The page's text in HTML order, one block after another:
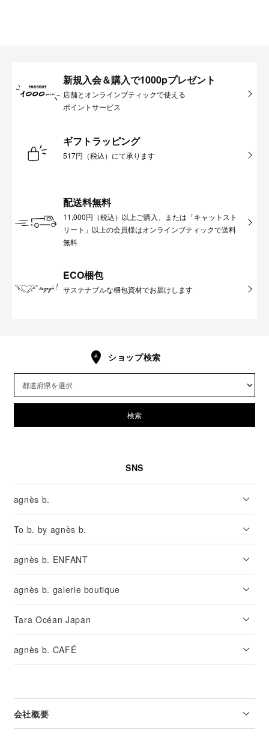
新規入会＆購入で1000pプレゼント
店舗とオンラインブティックで使える
ポイントサービス
ギフトラッピング
517円（税込）にて承ります
配送料無料
11,000円（税込）以上ご購入、または「キャットスト
リート」以上の会員様はオンラインブティックで送料
無料
ECO梱包
サステナブルな梱包資材でお届けします
ショップ検索
検索
SNS
agnès b.
To b. by agnès b.
agnès b. ENFANT
agnès b. galerie boutique
Tara Océan Japan
agnès b. CAFÉ
会社概要